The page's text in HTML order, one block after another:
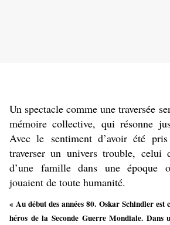
Un spectacle comme une traversée
mémoire collective, qui résonne
Avec le sentiment d’avoir été
traverser un univers trouble, celui
d’une famille dans une époque
jouaient de toute humanité.
« Au début des années 80. Oskar Schindler est
héros de la Seconde Guerre Mondiale. Dans